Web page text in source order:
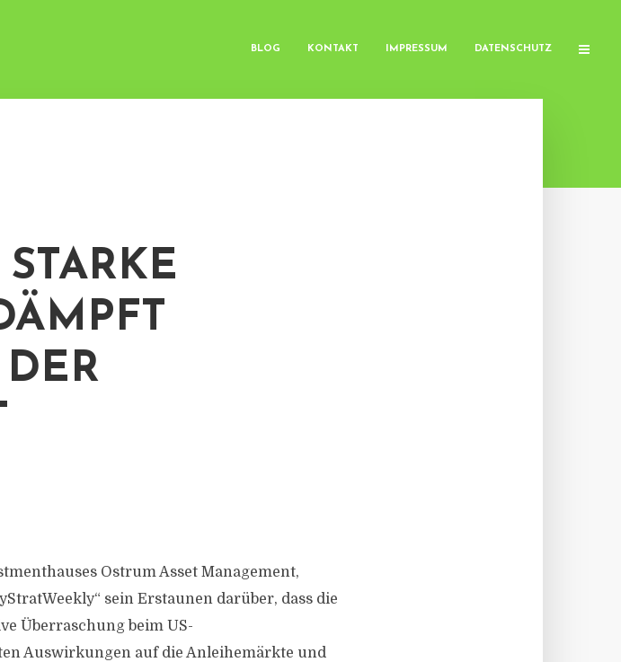
BLOG KONTAKT IMPRESSUM DATENSCHUTZ
Ostrum Asset Management,
sein Erstaunen darüber, dass die
Überraschung beim US-
Auswirkungen auf die Anleihemärkte und